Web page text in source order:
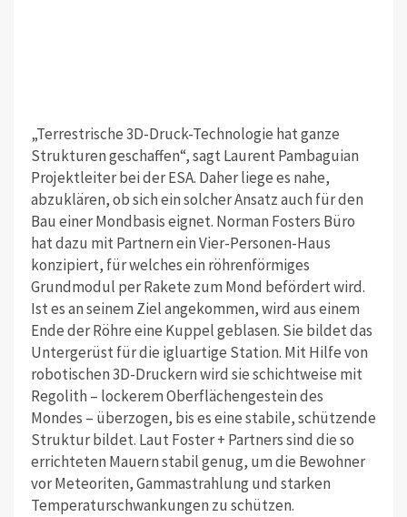
„Terrestrische 3D-Druck-Technologie hat ganze
Strukturen geschaffen“, sagt Laurent Pambaguian
Projektleiter bei der ESA. Daher liege es nahe,
abzuklären, ob sich ein solcher Ansatz auch für den
Bau einer Mondbasis eignet. Norman Fosters Büro
hat dazu mit Partnern ein Vier-Personen-Haus
konzipiert, für welches ein röhrenförmiges
Grundmodul per Rakete zum Mond befördert wird.
Ist es an seinem Ziel angekommen, wird aus einem
Ende der Röhre eine Kuppel geblasen. Sie bildet das
Untergerüst für die igluartige Station. Mit Hilfe von
robotischen 3D-Druckern wird sie schichtweise mit
Regolith – lockerem Oberflächengestein des
Mondes – überzogen, bis es eine stabile, schützende
Struktur bildet. Laut Foster + Partners sind die so
errichteten Mauern stabil genug, um die Bewohner
vor Meteoriten, Gammastrahlung und starken
Temperaturschwankungen zu schützen.